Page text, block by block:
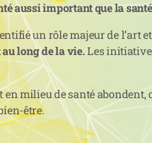
aussi important que la
un rôle majeur de l’art
long de la vie.Les
milieu de santé abondent,
être.